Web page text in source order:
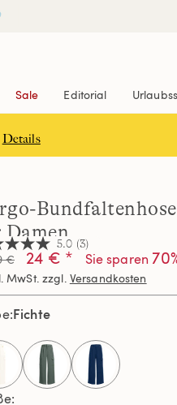
Sale Editorial
Details
5.0 (3)
€ 24 € * Sie sparen
MwSt. zzgl. Versandkosten
Fichte
selected